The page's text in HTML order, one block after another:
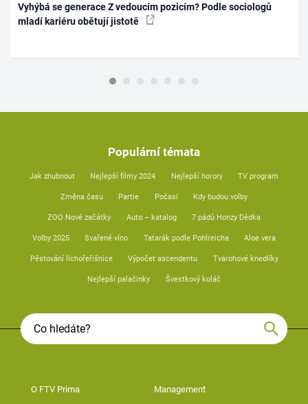
Vyhýbá se generace Z vedoucím pozicím? Podle sociologů
mladí kariéru obětují jistotě
Populární témata
Jak zhubnout Nejlepší filmy 2024 Nejlepší horory TV program
Změna času Partie Počasí Kdy budou volby
ZOO Nové začátky Auto – katalog 7 pádů Honzy Dědka
Volby 2025 Svařené víno Tatarák podle Pohlreicha Aloe vera
Pěstování lichořeřišnice Výpočet ascendentu Tvarohové knedlíky
Nejlepší palačinky Švestkový koláč
O FTV Prima Management